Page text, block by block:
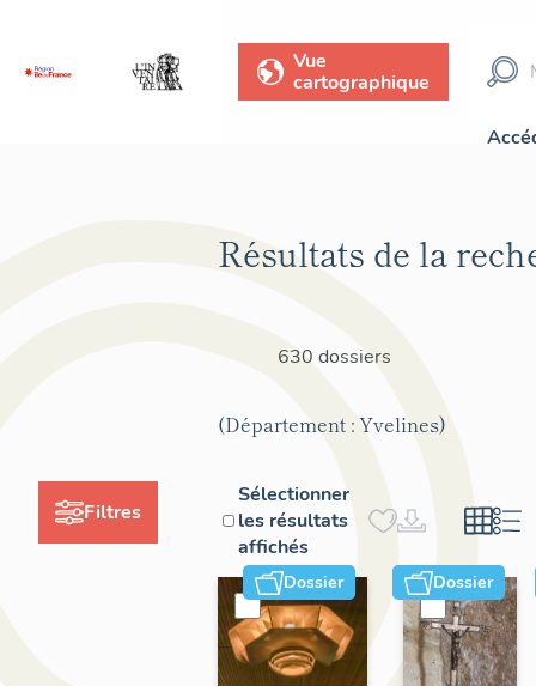
Vue
cartographique
Filtres
Résultats de la
630 dossiers
(Département : Yvelines)
Sélectionner
les résultats
affichés
Dossier Dossier